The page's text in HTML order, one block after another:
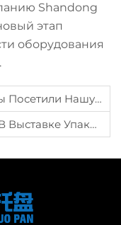
Shandong
этап
оборудования
В Области Разработки Новой Продукции.
Shanghai International 2024 Года.